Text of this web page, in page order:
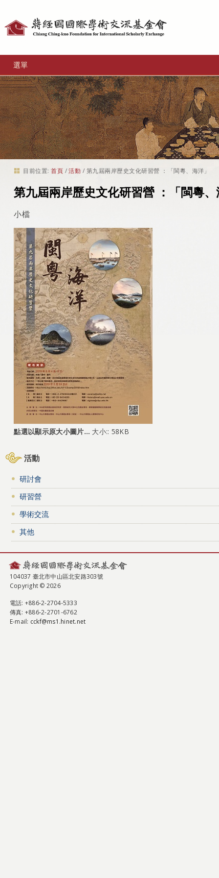
選單
目前位置: 首頁 /活動 / 第九屆兩岸歷史文化研習營 ：「閩粵、海洋」
第九屆兩岸歷史文化研習營 ：「閩粵
小檔
點選以顯示原大小圖片… 大小:: 58KB
活動
研討會
研習營
學術交流
其他
104037 臺北市中山區北安路303號
Copyright © 2026
電話: +886-2-2704-5333
傳真: +886-2-2701-6762
E-mail: cckf@ms1.hinet.net